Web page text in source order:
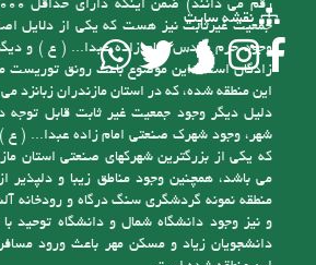
وسعتی حدود چهارصد هکتار و حریم آن با
2200 هکتار بیش از 100 کیلومتر خیابان و
و خارجی دارد
موقعیت اجتماعی
این شهر، دارای 7000 نفر جمعیت
مسئولین شهر جمعیت ثابت شهر را بسیار بیشتر
جمعیت غیرثابت نیز هست که یکی از دلایل
وجود حرم مقدس امام زاده عبدا... ( ع ) و
زادگان است، این موضوع باعث رونق توریست
این منطقه شده، که در استان مازندران زبانزد
دلیل دیگر وجود جمعیت غیر ثابت قابل توجه
تماس با ما
آدرس:
استان
امام زاده عبدالله. شهرداری امام زاده عبدالله
تلفن: 6-01143123755
نقشه سایت